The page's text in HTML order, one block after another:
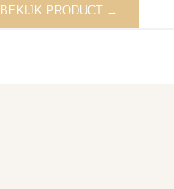
BEKIJK PRODUCT →